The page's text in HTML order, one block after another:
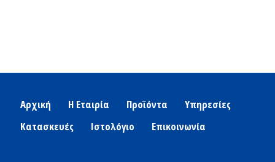
Αρχική Η Εταιρία Προϊόντα
Υπηρεσίες
Κατασκευές
Ιστολόγιο Επικοινωνία